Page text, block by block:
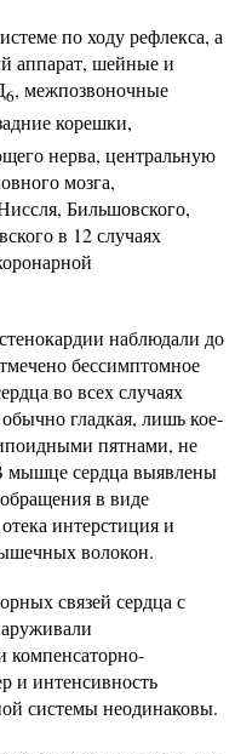
по ходу рефлекса, а
аппарат, шейные и
6, межпозвоночные
корешки,
нерва, центральную
мозга,
Бильшовского,
в 12 случаях
наблюдали до
бессимптомное
во всех случаях
гладкая, лишь кое-
пятнами, не
сердца выявлены
в виде
интерстиция и
волокон.
связей сердца с
компенсаторно-
и интенсивность
системы неодинаковы.